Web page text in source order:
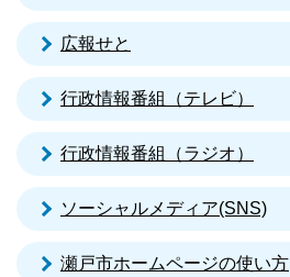
広報せと
行政情報番組（テレビ）
行政情報番組（ラジオ）
ソーシャルメディア(SNS)
瀬戸市ホームページの使い方